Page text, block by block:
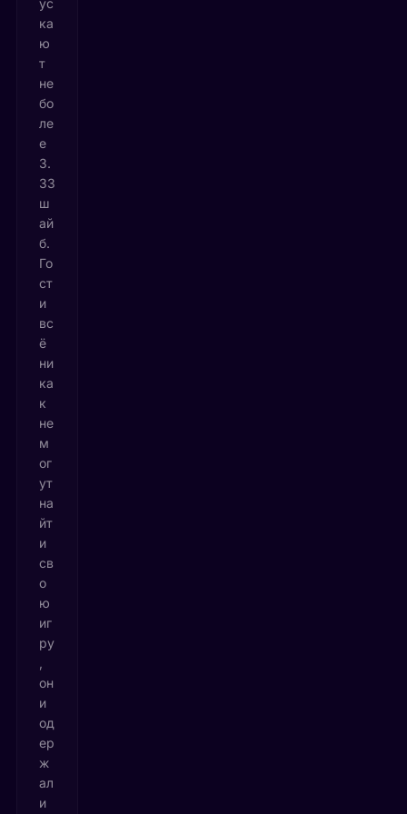
ус
ка
ю
т
не
бо
ле
е
3.
33
ш
ай
б.
Го
ст
и
вс
ё
ни
ка
к
не
м
ог
ут
на
йт
и
св
о
ю
иг
ру
он
и
од
ер
ж
ал
и